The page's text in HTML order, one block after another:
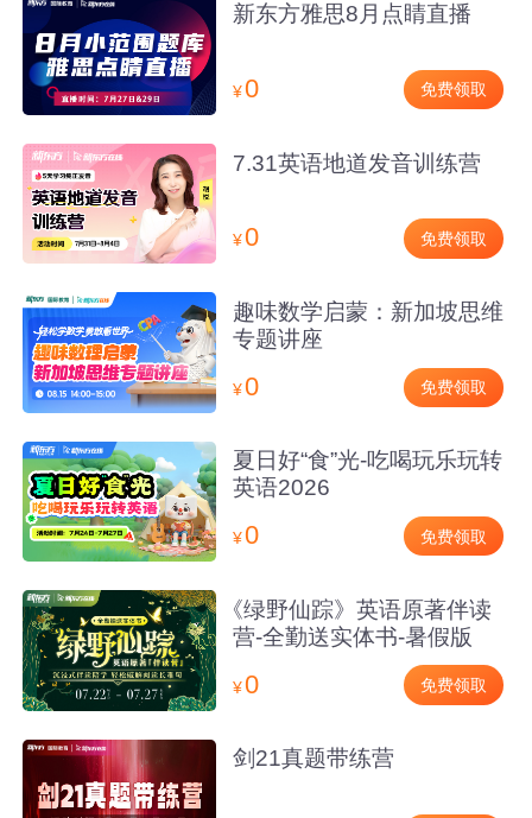
新东方雅思8月点睛直播
¥0 免费领取
7.31英语地道发音训练营
¥0 免费领取
趣味数学启蒙：新加坡思维
专题讲座
¥0 免费领取
夏日好“食”光-吃喝玩乐玩转
英语2026
¥0 免费领取
《绿野仙踪》英语原著伴读
营-全勤送实体书-暑假版
¥0 免费领取
剑21真题带练营